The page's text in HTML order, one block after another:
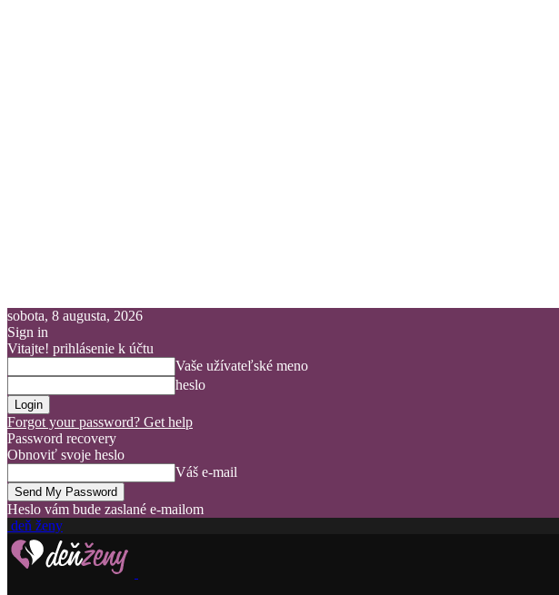
sobota, 8 augusta, 2026
Sign in
Vitajte! prihlásenie k účtu
Vaše užívateľské meno
heslo
Forgot your password? Get help
Password recovery
Obnoviť svoje heslo
Váš e-mail
Heslo vám bude zaslané e-mailom
deň ženy